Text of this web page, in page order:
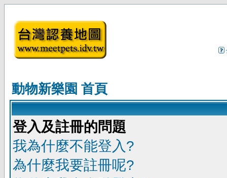
動物新樂園 首頁
登入及註冊的問題
我為什麼不能登入?
為什麼我要註冊呢?